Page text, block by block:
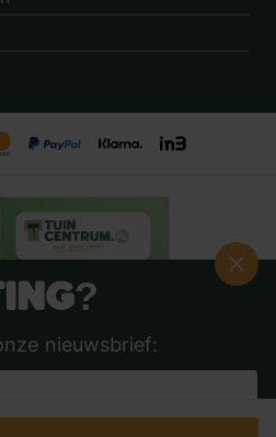
door3.862klanten
Tuincentrum.nl B.V.
·085 40 16 555
nieuwsbrief: